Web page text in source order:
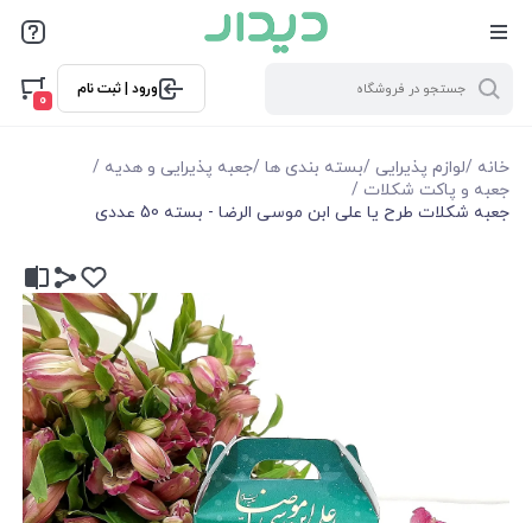
ورود | ثبت نام
0
خانه /لوازم پذیرایی /بسته بندی ها /جعبه پذیرایی و هدیه /
جعبه و پاکت شکلات /
جعبه شکلات طرح یا علی ابن موسی الرضا - بسته 50 عددی